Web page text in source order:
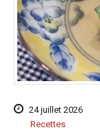
24 juillet 2026
Recettes